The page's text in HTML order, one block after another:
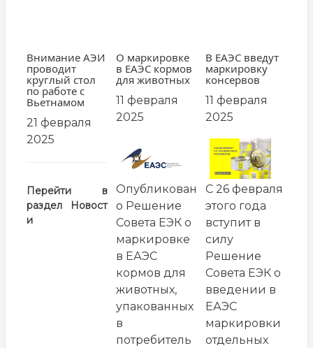
Внимание АЭИ
проводит
круглый стол
по работе с
Вьетнамом
21 февраля
2025
Перейти в
раздел
Новост
и
О маркировке
в ЕАЭС кормов
для животных
11 февраля
2025
заглавная
картинка
Опубликован
о Решение
Совета ЕЭК о
маркировке
в ЕАЭС
кормов для
животных,
упакованных
в
потребитель
В ЕАЭС введут
маркировку
консервов
11 февраля
2025
заглавная
картинка
С 26 февраля
этого года
вступит в
силу
Решение
Совета ЕЭК о
введении в
ЕАЭС
маркировки
отдельных